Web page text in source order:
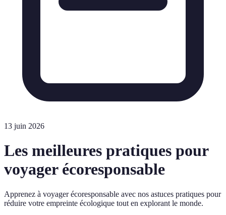
13 juin 2026
Les meilleures pratiques pour
voyager écoresponsable
Apprenez à voyager écoresponsable avec nos astuces pratiques pour
réduire votre empreinte écologique tout en explorant le monde.